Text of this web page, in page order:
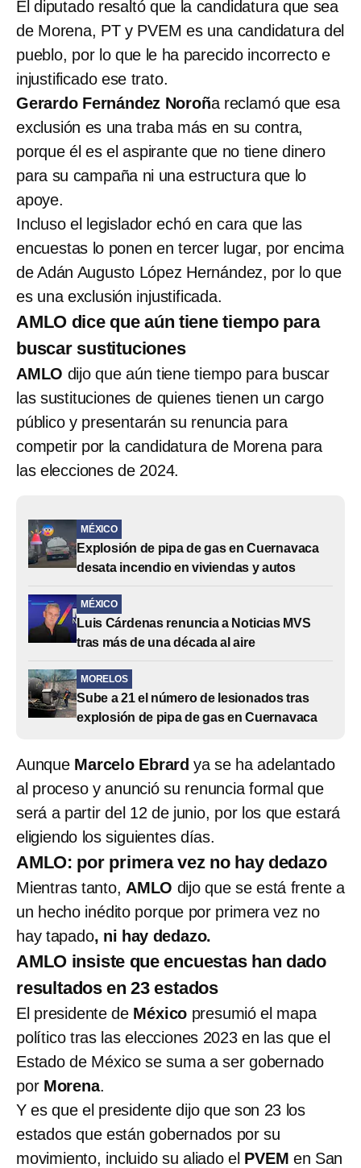
El diputado resaltó que la candidatura que sea
de Morena, PT y PVEM es una candidatura del
pueblo, por lo que le ha parecido incorrecto e
injustificado ese trato.
Gerardo Fernández Noroña reclamó que esa
exclusión es una traba más en su contra,
porque él es el aspirante que no tiene dinero
para su campaña ni una estructura que lo
apoye.
Incluso el legislador echó en cara que las
encuestas lo ponen en tercer lugar, por encima
de Adán Augusto López Hernández, por lo que
es una exclusión injustificada.
AMLO dice que aún tiene tiempo para
buscar sustituciones
AMLO dijo que aún tiene tiempo para buscar
las sustituciones de quienes tienen un cargo
público y presentarán su renuncia para
competir por la candidatura de Morena para
las elecciones de 2024.
MÉXICO
Explosión de pipa de gas en Cuernavaca
desata incendio en viviendas y autos
MÉXICO
Luis Cárdenas renuncia a Noticias MVS
tras más de una década al aire
MORELOS
Sube a 21 el número de lesionados tras
explosión de pipa de gas en Cuernavaca
Aunque Marcelo Ebrard ya se ha adelantado
al proceso y anunció su renuncia formal que
será a partir del 12 de junio, por los que estará
eligiendo los siguientes días.
AMLO: por primera vez no hay dedazo
Mientras tanto, AMLO dijo que se está frente a
un hecho inédito porque por primera vez no
hay tapado, ni hay dedazo.
AMLO insiste que encuestas han dado
resultados en 23 estados
El presidente de México presumió el mapa
político tras las elecciones 2023 en las que el
Estado de México se suma a ser gobernado
por Morena.
Y es que el presidente dijo que son 23 los
estados que están gobernados por su
movimiento, incluido su aliado el PVEM en San